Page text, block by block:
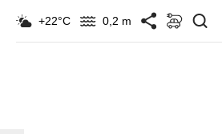
+22°C 0,2 m